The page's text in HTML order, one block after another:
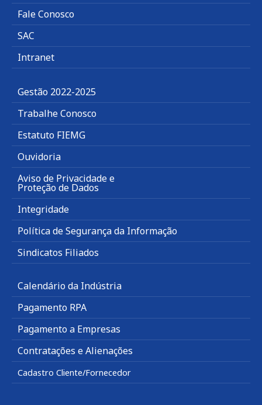
Fale Conosco
SAC
Intranet
Gestão 2022-2025
Trabalhe Conosco
Estatuto FIEMG
Ouvidoria
Aviso de Privacidade e
Proteção de Dados
Integridade
Política de Segurança da Informação
Sindicatos Filiados
Calendário da Indústria
Pagamento RPA
Pagamento a Empresas
Contratações e Alienações
Cadastro Cliente/Fornecedor